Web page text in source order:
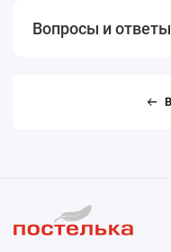
Вопросы и ответы